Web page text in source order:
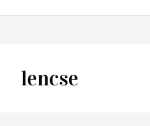
lencse